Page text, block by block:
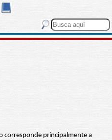
corresponde principalmente a